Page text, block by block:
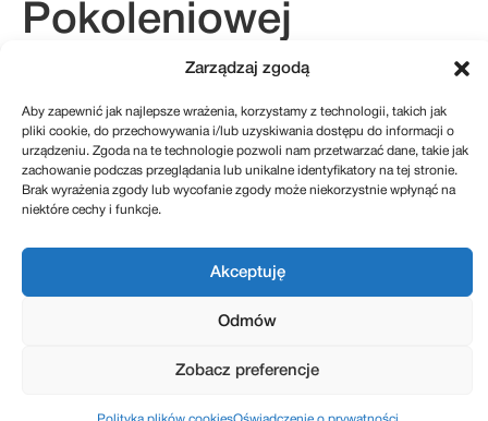
Zarządzaj zgodą
Aby zapewnić jak najlepsze wrażenia, korzystamy z technologii, takich jak
pliki cookie, do przechowywania i/lub uzyskiwania dostępu do informacji o
urządzeniu. Zgoda na te technologie pozwoli nam przetwarzać dane, takie jak
zachowanie podczas przeglądania lub unikalne identyfikatory na tej stronie.
Brak wyrażenia zgody lub wycofanie zgody może niekorzystnie wpłynąć na
niektóre cechy i funkcje.
Akceptuję
Odmów
Zobacz preferencje
Pokoleniowej
kontakt@sukcesje.pl
REGULAMIN SKLEPU
POLITYKA PRYWATNOŚCI
ZWROTY I REKLAMACJE
POLITYKA PLIKÓW COOKIES (EU)
Realizacja: Kreatywnybrand.pl